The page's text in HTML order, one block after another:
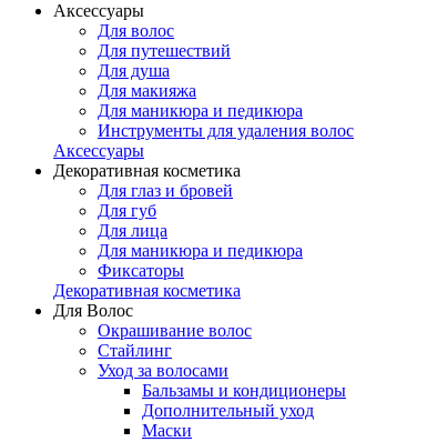
Аксессуары
Для волос
Для путешествий
Для душа
Для макияжа
Для маникюра и педикюра
Инструменты для удаления волос
Аксессуары
Декоративная косметика
Для глаз и бровей
Для губ
Для лица
Для маникюра и педикюра
Фиксаторы
Декоративная косметика
Для Волос
Окрашивание волос
Стайлинг
Уход за волосами
Бальзамы и кондиционеры
Дополнительный уход
Маски